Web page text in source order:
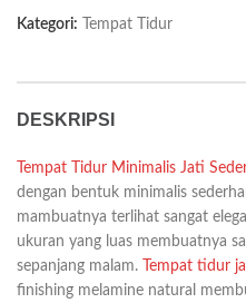
Kategori: Tempat Tidur
DESKRIPSI
Tempat Tidur Minimalis Jati
dengan bentuk minimalis
mambuatnya terlihat sangat
ukuran yang luas membuatnya
sepanjang malam.
Tempat tidur
finishing melamine natural